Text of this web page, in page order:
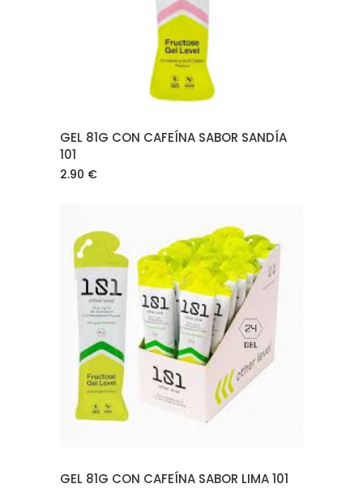
GEL 81G CON CAFEÍNA SABOR SANDÍA
101
2.90 €
AÑADIR AL CARRITO
GEL 81G CON CAFEÍNA SABOR LIMA 101